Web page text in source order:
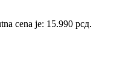
cena je: 15.990 рсд.